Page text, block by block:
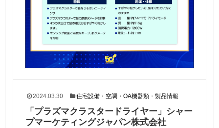
2024.03.30 住宅設備・空調・OA機器類 ・製品情報
「プラズマクラスタードライヤー」シャー
プマーケティングジャパン株式会社